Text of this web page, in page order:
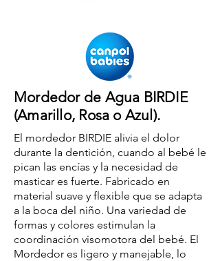
Mordedor de Agua BIRDIE
(Amarillo, Rosa o Azul).
El mordedor BIRDIE alivia el dolor
durante la dentición, cuando al bebé le
pican las encías y la necesidad de
masticar es fuerte. Fabricado en
material suave y flexible que se adapta
a la boca del niño. Una variedad de
formas y colores estimulan la
coordinación visomotora del bebé. El
Mordedor es ligero y manejable, lo